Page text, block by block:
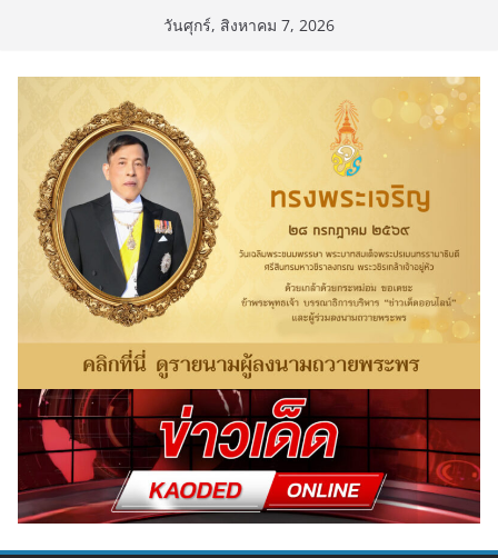
content
วันศุกร์, สิงหาคม 7, 2026